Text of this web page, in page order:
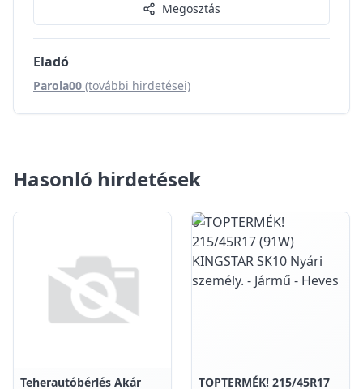
Megosztás
Eladó
Parola00 (további hirdetései)
Hasonló hirdetések
Teherautóbérlés Akár
0
TOPTERMÉK! 215/45R17